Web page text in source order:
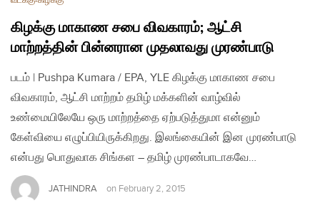
கிழக்கு மாகாண சபை விவகாரம்; ஆட்சி
மாற்றத்தின் பின்னரான முதலாவது முரண்பாடு
படம் | Pushpa Kumara / EPA, YLE கிழக்கு மாகாண சபை
விவகாரம், ஆட்சி மாற்றம் தமிழ் மக்களின் வாழ்வில்
உண்மையிலேயே ஒரு மாற்றத்தை ஏற்படுத்துமா என்னும்
கேள்வியை எழுப்பியிருக்கிறது. இலங்கையின் இன முரண்பாடு
என்பது பொதுவாக சிங்கள – தமிழ் முரண்பாடாகவே…
JATHINDRA on February 2, 2015